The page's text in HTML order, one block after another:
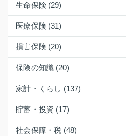
生命保険 (29)
医療保険 (31)
損害保険 (20)
保険の知識 (20)
家計・くらし (137)
貯蓄・投資 (17)
社会保障・税 (48)